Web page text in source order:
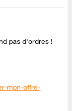
pas d'ordres !
mon-offre-